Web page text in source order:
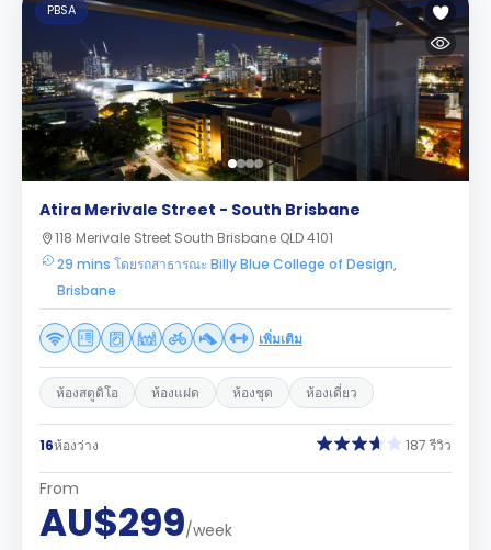
PBSA
Atira Merivale Street - South Brisbane
118 Merivale Street South Brisbane QLD 4101
29 mins โดยรถสาธารณะ Billy Blue College of Design,
Brisbane
เพิ่มเติม
ห้องสตูดิโอ ห้องแฝด ห้องชุด ห้องเดี่ยว
16ห้องว่าง 187 รีวิว
From
AU$299/week